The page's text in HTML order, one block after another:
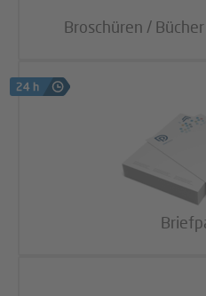
Broschüren /